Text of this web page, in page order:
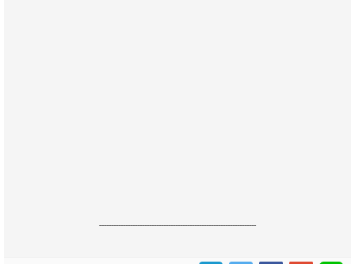
------------------------------------------------------------------